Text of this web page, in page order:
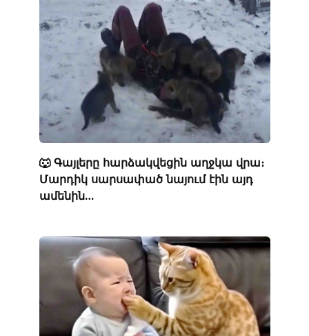
🐺 Գայլերը հարձակվեցին աղջկա վրա։
Մարդիկ սարսափած նայում էին այդ
ամենին…